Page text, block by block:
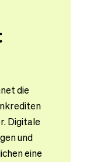
die
Digitale
und
eine